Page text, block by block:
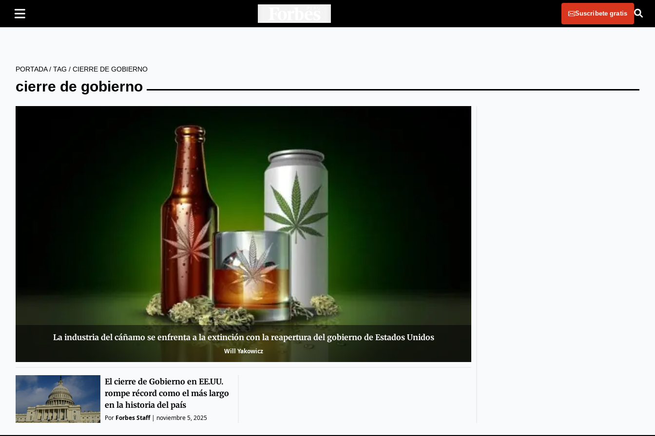
Suscribete gratis
PORTADA/ TAG / CIERRE DE GOBIERNO
cierre de gobierno
La industria del cáñamo se enfrenta a la extinción con la reapertura del gobierno de Estados Unidos
Will Yakowicz
El cierre de Gobierno en EE.UU.
rompe récord como el más largo
en la historia del país
Por Forbes Staff| noviembre 5, 2025